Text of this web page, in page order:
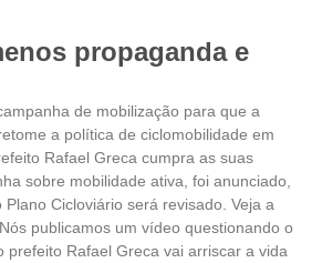
propaganda e
de mobilização para que a
a política de ciclomobilidade em
Rafael Greca cumpra as suas
sobre mobilidade ativa, foi anunciado,
Cicloviário será revisado. Veja a
publicamos um vídeo questionando o
prefeito Rafael Greca vai arriscar a vida